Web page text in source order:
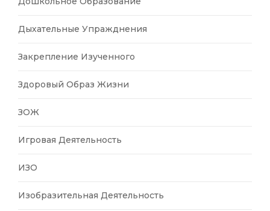
Дыхательные Упражднения
Закрепление Изученного
Здоровый Образ Жизни
ЗОЖ
Игровая Деятельность
ИЗО
Изобразительная Деятельность